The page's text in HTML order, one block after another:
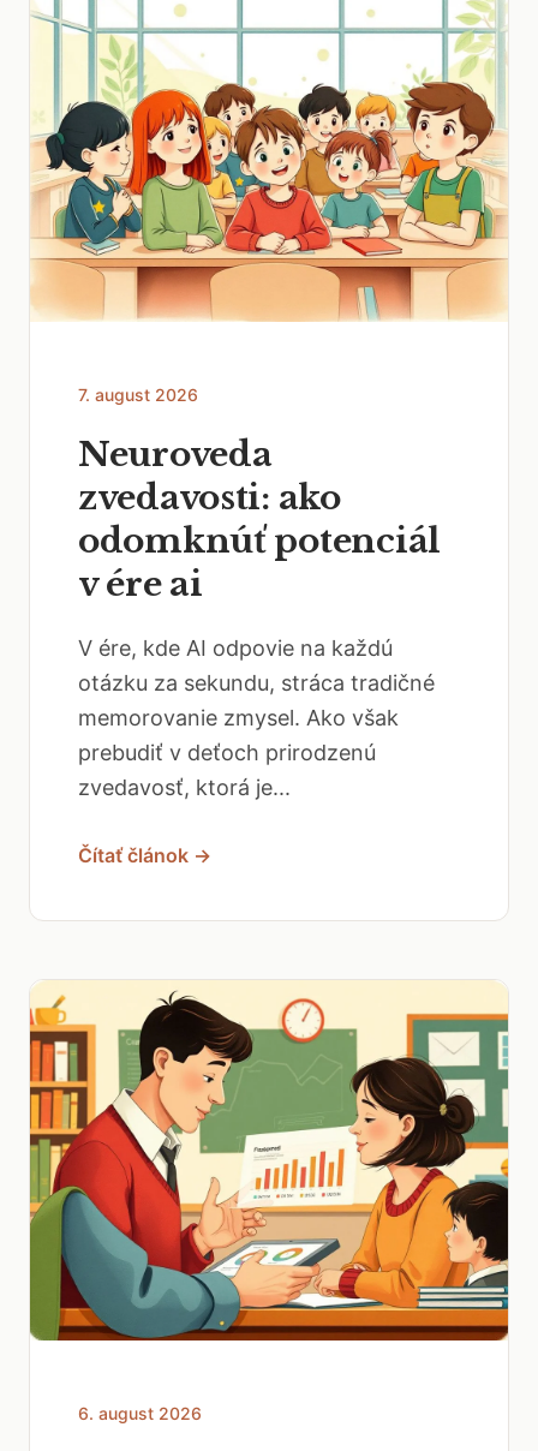
7. august 2026
Neuroveda
zvedavosti: ako
odomknúť potenciál
v ére ai
V ére, kde AI odpovie na každú
otázku za sekundu, stráca tradičné
memorovanie zmysel. Ako však
prebudiť v deťoch prirodzenú
zvedavosť, ktorá je...
Čítať článok →
6. august 2026